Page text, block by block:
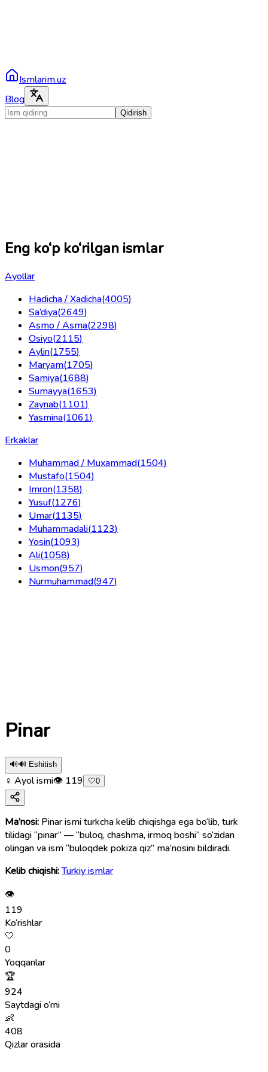
Ismlarim.uz
Blog
Qidirish
Eng ko‘p ko‘rilgan ismlar
Ayollar
Hadicha / Xadicha(4005)
Sa’diya(2649)
Asmo / Asma(2298)
Osiyo(2115)
Aylin(1755)
Maryam(1705)
Samiya(1688)
Sumayya(1653)
Zaynab(1101)
Yasmina(1061)
Erkaklar
Muhammad / Muxammad(1504)
Mustafo(1504)
Imron(1358)
Yusuf(1276)
Umar(1135)
Muhammadali(1123)
Yosin(1093)
Ali(1058)
Usmon(957)
Nurmuhammad(947)
Pinar
🔊🔊 Eshitish
♀ Ayol ismi👁 119 🤍0
Ma’nosi: Pinar ismi turkcha kelib chiqishga ega bo‘lib, turk
tilidagi “pınar” — “buloq, chashma, irmoq boshi” so‘zidan
olingan va ism “buloqdek pokiza qiz” ma’nosini bildiradi.
Kelib chiqishi:Turkiy ismlar
👁
119
Ko‘rishlar
🤍
0
Yoqqanlar
🏆
924
Saytdagi o‘rni
👶
408
Qizlar orasida